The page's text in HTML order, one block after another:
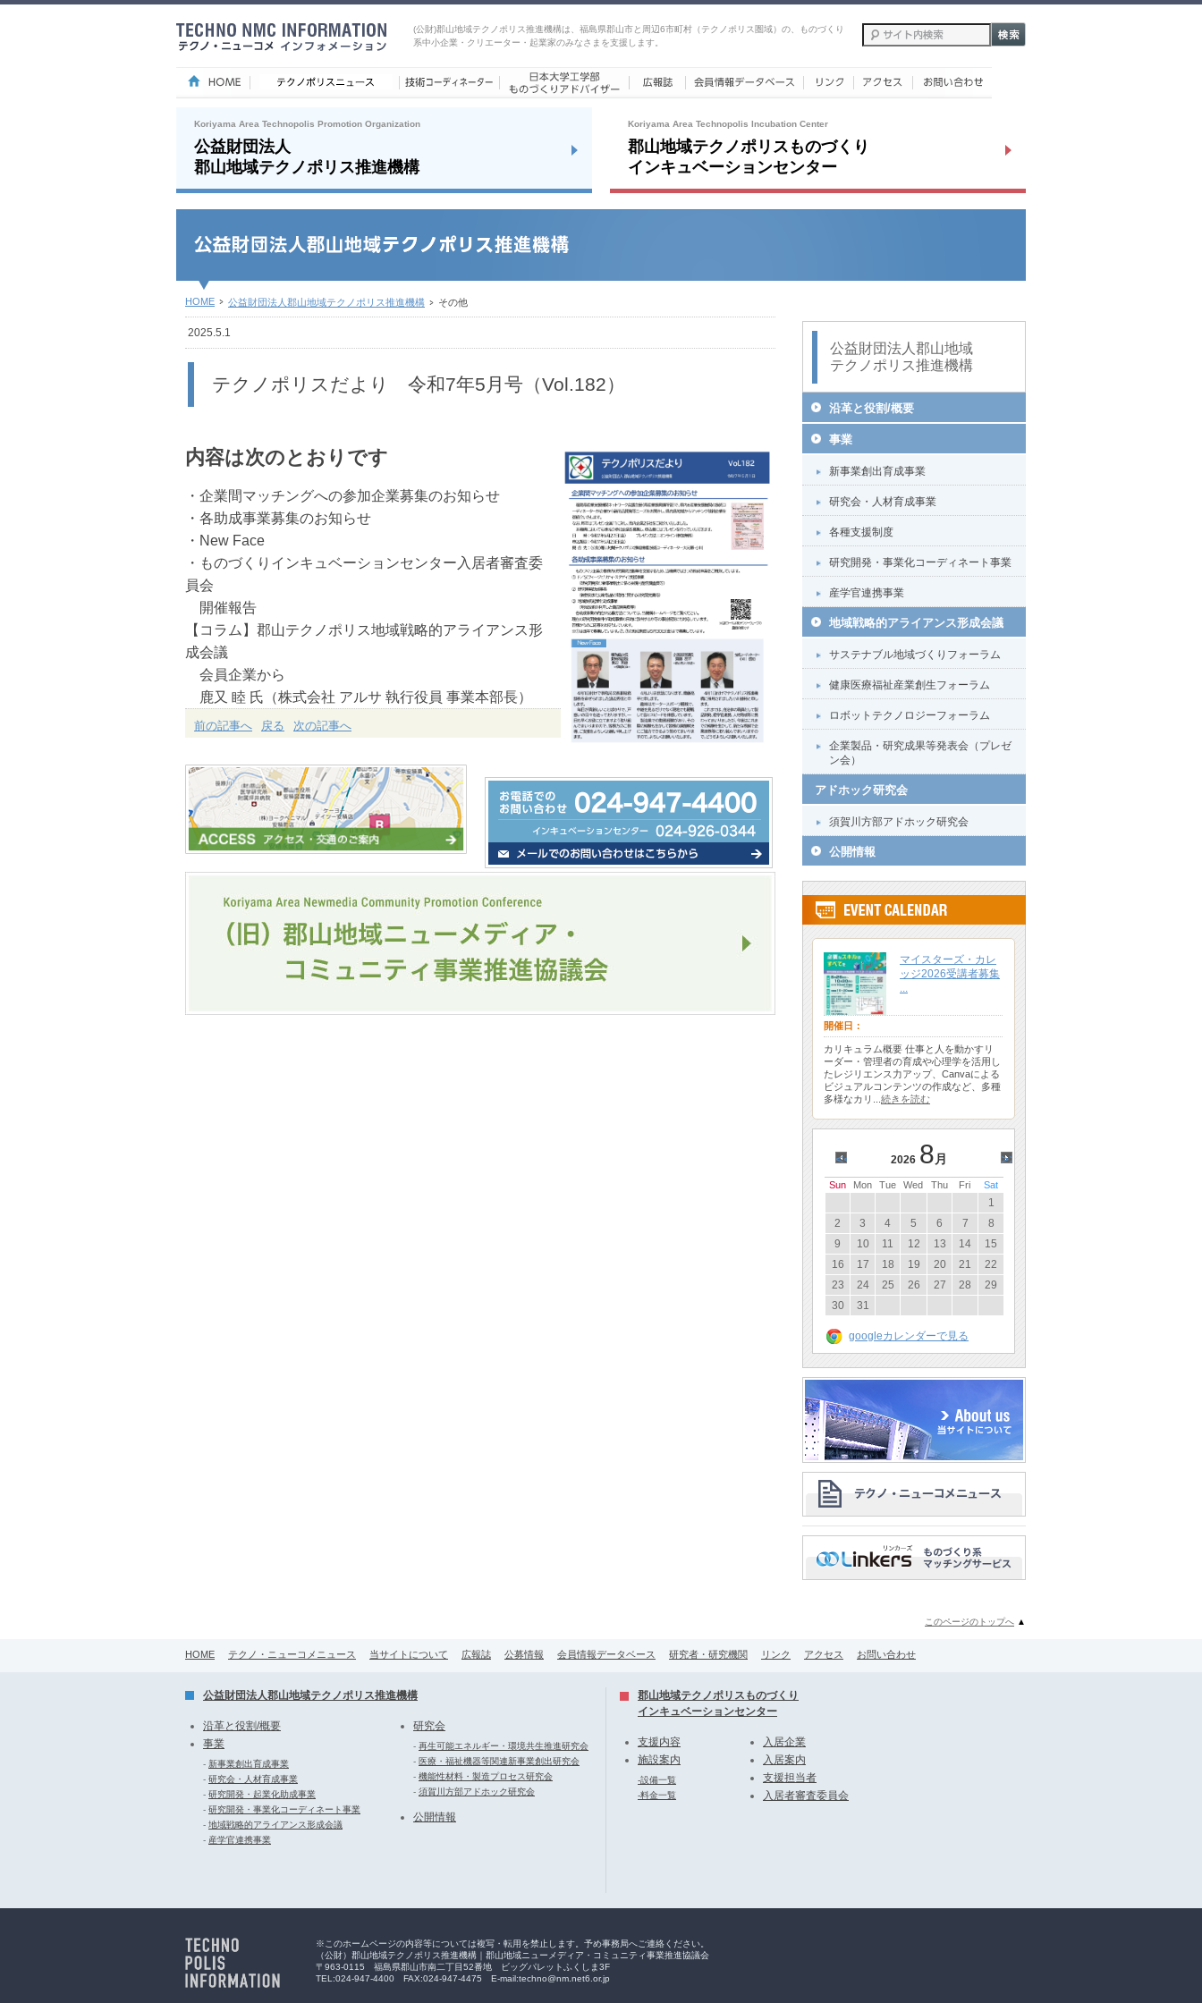
(公財)郡山地域テクノポリス推進機構は、福島県郡山市と周辺6市町村（テクノポリス圏域）の、ものづくり
系中小企業・クリエーター・起業家のみなさまを支援します。
Koriyama Area Technopolis Promotion Organization
公益財団法人
郡山地域テクノポリス推進機構
Koriyama Area Technopolis Incubation Center
郡山地域テクノポリスものづくり
インキュベーションセンター
HOME 公益財団法人郡山地域テクノポリス推進機構 その他
2025.5.1
テクノポリスだより 令和7年5月号（Vol.182）
内容は次のとおりです
・企業間マッチングへの参加企業募集のお知らせ
・各助成事業募集のお知らせ
・New Face
・ものづくりインキュベーションセンター入居者審査委
員会
開催報告
【コラム】郡山テクノポリス地域戦略的アライアンス形
成会議
会員企業から
鹿又 睦 氏（株式会社 アルサ 執行役員 事業本部長）
前の記事へ 戻る 次の記事へ
公益財団法人郡山地域
テクノポリス推進機構
沿革と役割/概要
事業
新事業創出育成事業
研究会・人材育成事業
各種支援制度
研究開発・事業化コーディネート事業
産学官連携事業
地域戦略的アライアンス形成会議
サステナブル地域づくりフォーラム
健康医療福祉産業創生フォーラム
ロボットテクノロジーフォーラム
企業製品・研究成果等発表会（プレゼ
ン会）
アドホック研究会
須賀川方部アドホック研究会
公開情報
マイスターズ・カレ
ッジ2026受講者募集
...
開催日：
カリキュラム概要 仕事と人を動かすリ
ーダー・管理者の育成や心理学を活用し
たレジリエンス力アップ、Canvaによる
ビジュアルコンテンツの作成など、多種
多様なカリ... 続きを読む
2026 8 月
<< >>
Sun Mon Tue Wed Thu Fri Sat
1
2
3 4 5 6 7
8
9
10 11 12 13 14
15
16
17 18 19 20 21
22
23
24 25 26 27 28
29
30
31
googleカレンダーで見る
このページのトップへ ▲
HOME テクノ・ニューコメニュース 当サイトについて 広報誌 公募情報 会員情報データベース 研究者・研究機関 リンク アクセス お問い合わせ
公益財団法人郡山地域テクノポリス推進機構
沿革と役割/概要
事業
- 新事業創出育成事業
- 研究会・人材育成事業
- 研究開発・起業化助成事業
- 研究開発・事業化コーディネート事業
- 地域戦略的アライアンス形成会議
- 産学官連携事業
研究会
- 再生可能エネルギー・環境共生推進研究会
- 医療・福祉機器等関連新事業創出研究会
- 機能性材料・製造プロセス研究会
- 須賀川方部アドホック研究会
公開情報
郡山地域テクノポリスものづくり
インキュベーションセンター
支援内容
施設案内
-設備一覧
-料金一覧
入居企業
入居案内
支援担当者
入居者審査委員会
※このホームページの内容等については複写・転用を禁止します。予め事務局へご連絡ください。
（公財）郡山地域テクノポリス推進機構｜郡山地域ニューメディア・コミュニティ事業推進協議会
〒963-0115 福島県郡山市南二丁目52番地 ビッグパレットふくしま3F
TEL:024-947-4400 FAX:024-947-4475 E-mail:techno@nm.net6.or.jp